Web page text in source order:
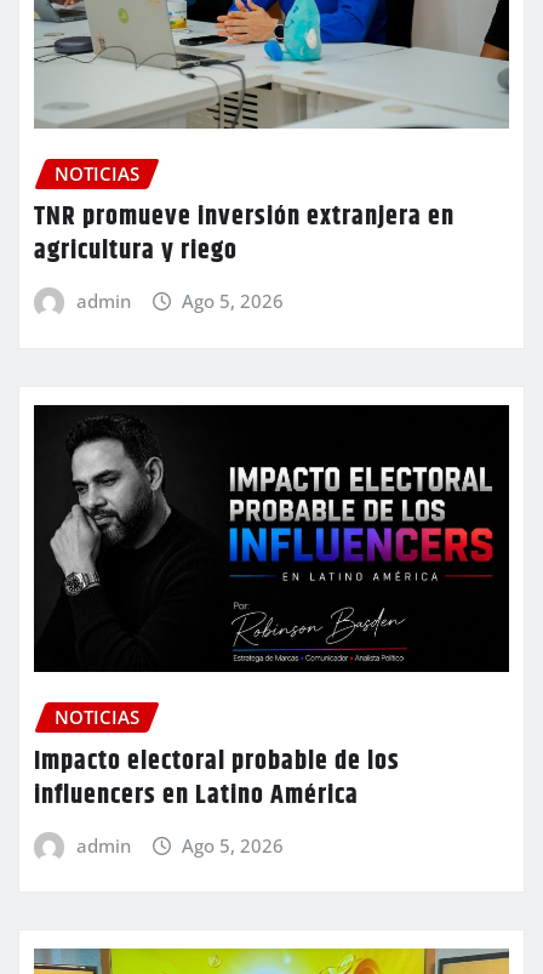
NOTICIAS
TNR promueve inversión extranjera en
agricultura y riego
admin Ago 5, 2026
NOTICIAS
Impacto electoral probable de los
influencers en Latino América
admin Ago 5, 2026